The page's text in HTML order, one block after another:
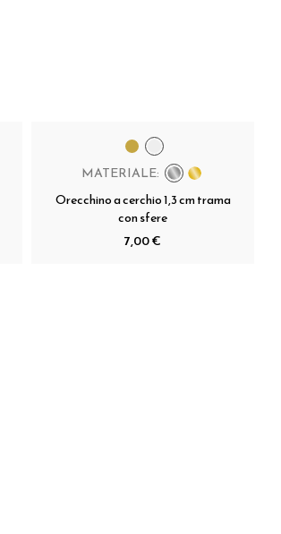
MATERIALE:
Orecchino a cerchio 1,3 cm trama
con sfere
7,00 €